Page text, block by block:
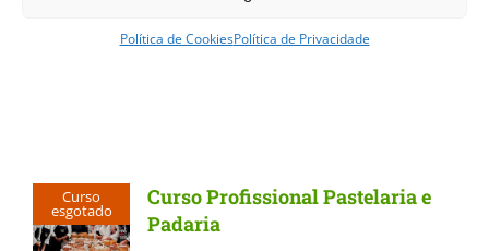
Política de CookiesPolítica de Privacidade
QUE DISPONÍVEL
Curso
esgotado
Curso Profissional Pastelaria e
Padaria